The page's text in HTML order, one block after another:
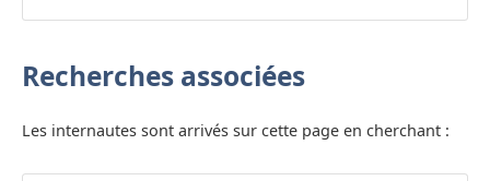
Recherches associées
Les internautes sont arrivés sur cette page en cherchant :